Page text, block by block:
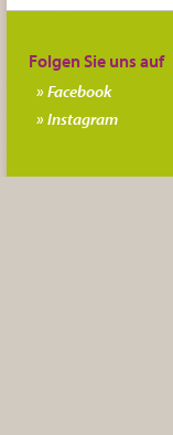
Folgen Sie uns auf
Facebook
Instagram